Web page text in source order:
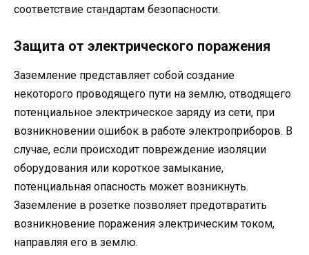
соответствие стандартам безопасности.
Защита от электрического поражения
Заземление представляет собой создание
некоторого проводящего пути на землю, отводящего
потенциальное электрическое заряду из сети, при
возникновении ошибок в работе электроприборов. В
случае, если происходит повреждение изоляции
оборудования или короткое замыкание,
потенциальная опасность может возникнуть.
Заземление в розетке позволяет предотвратить
возникновение поражения электрическим током,
направляя его в землю.